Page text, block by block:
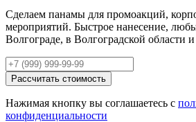
Сделаем панамы для промоакций,
мероприятий. Быстрое нанесение,
Волгограде, в Волгоградской области
Рассчитать стоимость
Нажимая кнопку вы соглашаетесь с
конфиденциальности